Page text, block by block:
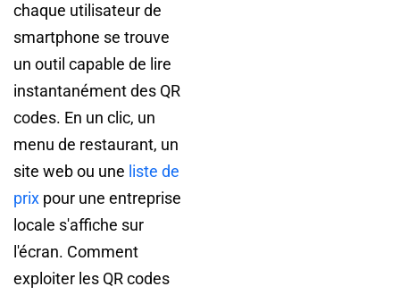
chaque utilisateur de
smartphone se trouve
un outil capable de lire
instantanément des QR
codes. En un clic, un
menu de restaurant, un
site web ou une liste de
prix pour une entreprise
locale s'affiche sur
l'écran. Comment
exploiter les QR codes